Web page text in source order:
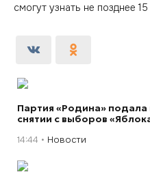
смогут узнать не позднее
Партия «Родина» подала
снятии с выборов
14:44 Новости